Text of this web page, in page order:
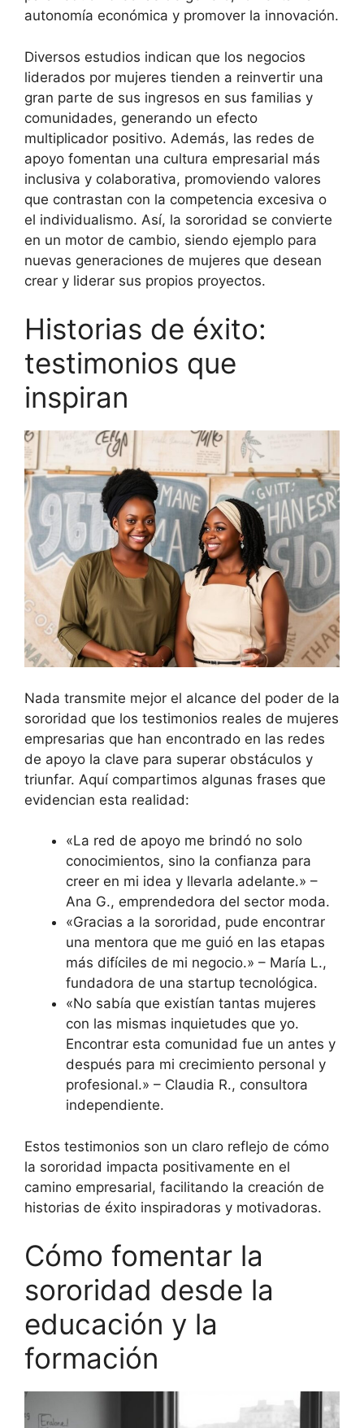
autonomía económica y promover la innovación.
Diversos estudios indican que los negocios
liderados por mujeres tienden a reinvertir una
gran parte de sus ingresos en sus familias y
comunidades, generando un efecto
multiplicador positivo. Además, las redes de
apoyo fomentan una cultura empresarial más
inclusiva y colaborativa, promoviendo valores
que contrastan con la competencia excesiva o
el individualismo. Así, la sororidad se convierte
en un motor de cambio, siendo ejemplo para
nuevas generaciones de mujeres que desean
crear y liderar sus propios proyectos.
Historias de éxito:
testimonios que
inspiran
Nada transmite mejor el alcance del poder de la
sororidad que los testimonios reales de mujeres
empresarias que han encontrado en las redes
de apoyo la clave para superar obstáculos y
triunfar. Aquí compartimos algunas frases que
evidencian esta realidad:
«La red de apoyo me brindó no solo
conocimientos, sino la confianza para
creer en mi idea y llevarla adelante.» –
Ana G., emprendedora del sector moda.
«Gracias a la sororidad, pude encontrar
una mentora que me guió en las etapas
más difíciles de mi negocio.» – María L.,
fundadora de una startup tecnológica.
«No sabía que existían tantas mujeres
con las mismas inquietudes que yo.
Encontrar esta comunidad fue un antes y
después para mi crecimiento personal y
profesional.» – Claudia R., consultora
independiente.
Estos testimonios son un claro reflejo de cómo
la sororidad impacta positivamente en el
camino empresarial, facilitando la creación de
historias de éxito inspiradoras y motivadoras.
Cómo fomentar la
sororidad desde la
educación y la
formación